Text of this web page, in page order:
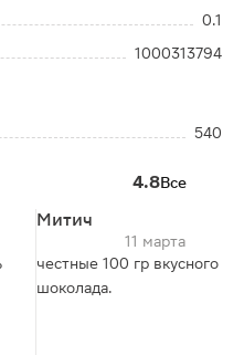
0.1
1000313794
540
4.8Все
Митич
11 марта
честные 100 гр вкусного
шоколада.